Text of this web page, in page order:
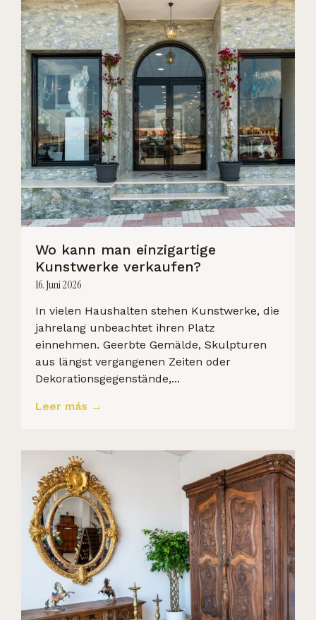
Wo kann man einzigartige
Kunstwerke verkaufen?
16. Juni 2026
In vielen Haushalten stehen Kunstwerke, die
jahrelang unbeachtet ihren Platz
einnehmen. Geerbte Gemälde, Skulpturen
aus längst vergangenen Zeiten oder
Dekorationsgegenstände,...
Leer más →